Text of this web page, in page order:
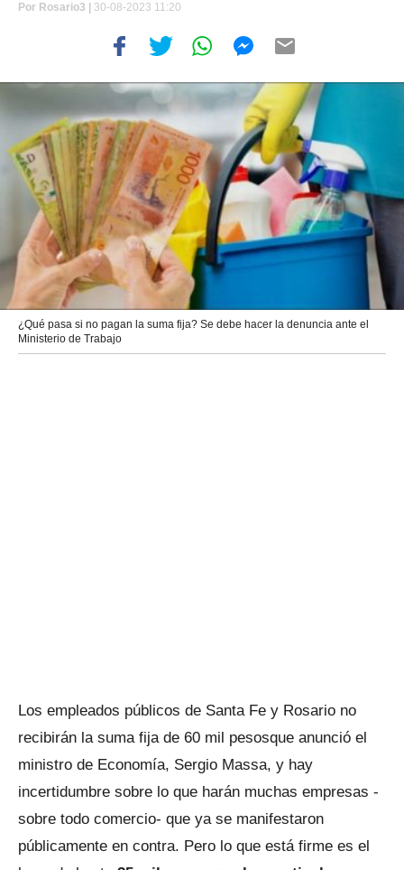
Por Rosario3 | 30-08-2023 11:20
¿Qué pasa si no pagan la suma fija? Se debe hacer la denuncia ante el
Ministerio de Trabajo
Los empleados públicos de Santa Fe y Rosario no
recibirán la suma fija de 60 mil pesosque anunció el
ministro de Economía, Sergio Massa, y hay
incertidumbre sobre lo que harán muchas empresas -
sobre todo comercio- que ya se manifestaron
públicamente en contra. Pero lo que está firme es el